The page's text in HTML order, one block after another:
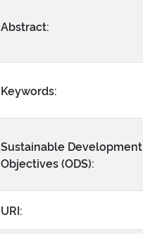
Abstract:
Keywords:
Sustainable Development
Objectives (ODS):
URI: